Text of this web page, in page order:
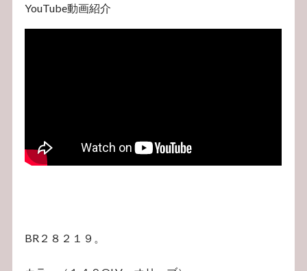
YouTube動画紹介
BR２８２１９。